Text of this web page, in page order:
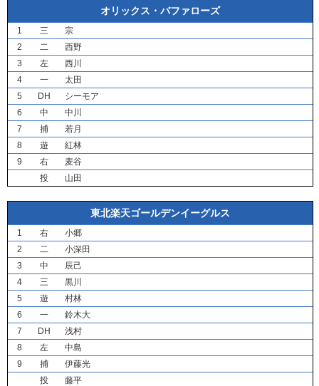
オリックス・バファローズ
1 三
宗
2
二
西野
3
左
西川
4
一
太田
5
DH
シーモア
6
中
中川
7
捕
若月
8
遊
紅林
9
右
麦谷
投
山田
東北楽天ゴールデンイーグルス
1 右
小郷
2
二
小深田
3
中
辰己
4
三
黒川
5
遊
村林
6
一
鈴木大
7
DH
浅村
8
左
中島
9
捕
伊藤光
投
藤平